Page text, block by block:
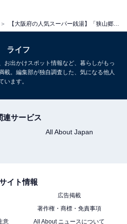
人気スーパー銭湯】「なにわ健康ラ
ピア」は実家のような安心感のある
2
ライフ
お出かけスポット情報など、暮らしがもっ
載。編集部が独自調査した、気になる他人
います。
連サービス
All About Japan
イト情報
広告掲載
著作権・商標・免責事項
意
All About ニュースについて